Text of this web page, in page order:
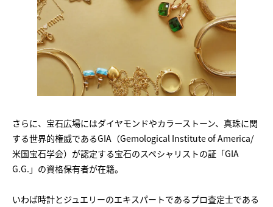
さらに、宝石広場にはダイヤモンドやカラーストーン、真珠に関
する世界的権威であるGIA（Gemological Institute of America/
米国宝石学会）が認定する宝石のスペシャリストの証「GIA
G.G.」の資格保有者が在籍。
いわば時計とジュエリーのエキスパートであるプロ査定士である